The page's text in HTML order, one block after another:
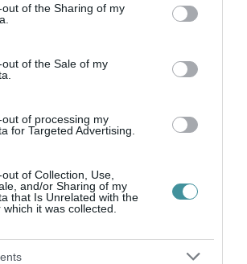
visit or usage behaviour. You may click to
to Google and its third-party tags to
specified purposes in below Google
of the Sharing of my
of the Sale of my
of processing my
for Targeted Advertising.
of Collection, Use,
and/or Sharing of my
that Is Unrelated with the
it was collected.
HÍREK A GARÁZSBÓL: CHERY TIGGO 9
LAKÓÉPÜLETEK LÁNGOLTAK SZERDÁN